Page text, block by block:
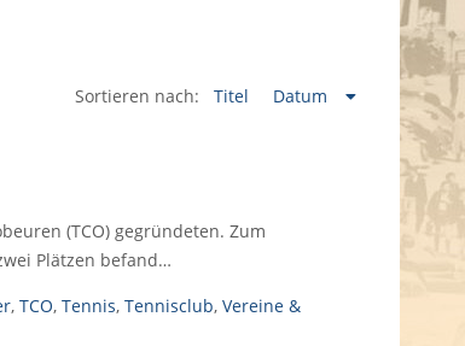
Sortieren nach: Titel Datum
(TCO) gegründeten. Zum
Plätzen befand…
, TCO, Tennis, Tennisclub, Vereine &